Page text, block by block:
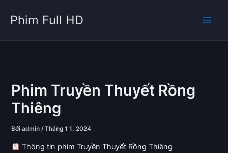
dung
Phim Full HD
Phim Truyền Thuyết Rồng
Thiêng
Bởiadmin/Tháng 1 1, 2024
Thông tin phim Truyền Thuyết Rồng Thiêng